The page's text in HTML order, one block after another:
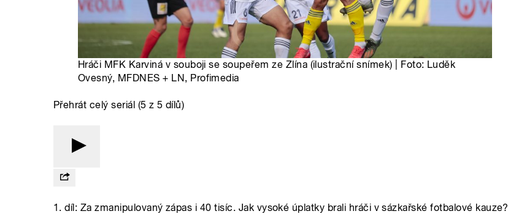
Hráči MFK Karviná v souboji se soupeřem ze Zlína (ilustrační snímek) | Foto: Luděk
Ovesný, MFDNES + LN, Profimedia
Přehrát celý seriál (5 z 5 dílů)
1. díl: Za zmanipulovaný zápas i 40 tisíc. Jak vysoké úplatky brali hráči v sázkařské fotbalové kauze?